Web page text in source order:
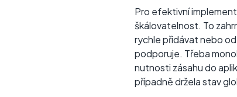
Pro efektivní
škálovatelnost. To
rychle přidávat nebo
podporuje. Třeba
nutnosti zásahu do
případně držela stav